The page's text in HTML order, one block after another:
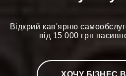
Відкрий кав'ярню
від 15 000 грн
ХОЧУ БІЗНЕС В